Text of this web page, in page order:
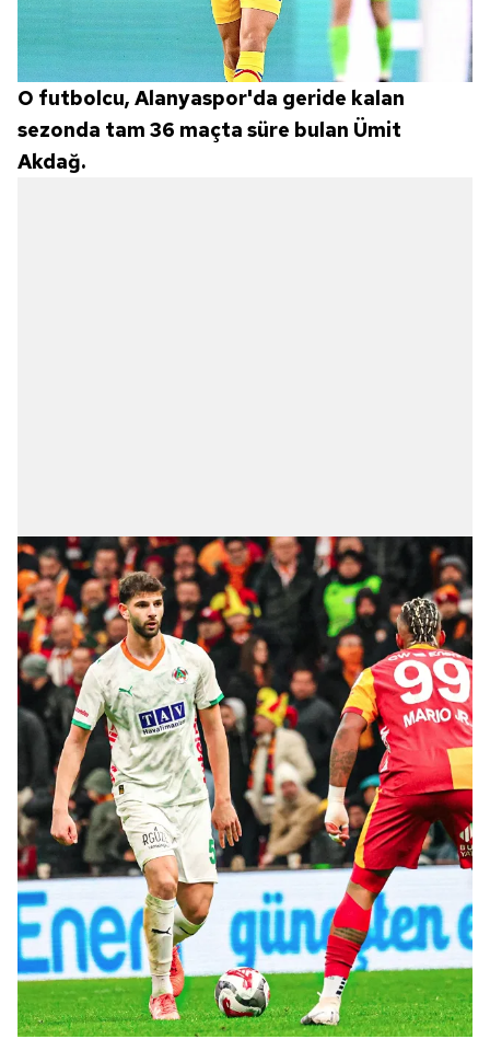
O futbolcu, Alanyaspor'da geride kalan
sezonda tam 36 maçta süre bulan Ümit
Akdağ.